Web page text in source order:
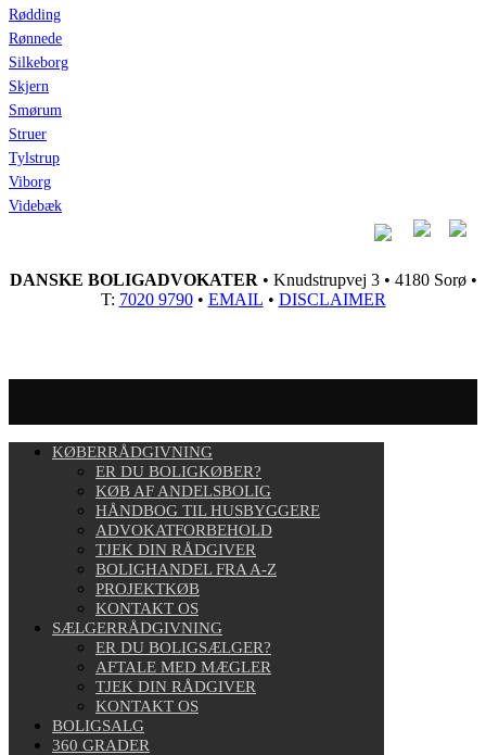
Rødding
Rønnede
Silkeborg
Skjern
Smørum
Struer
Tylstrup
Viborg
Videbæk
DANSKE BOLIGADVOKATER • Knudstrupvej 3 • 4180 Sorø •
T: 7020 9790• EMAIL • DISCLAIMER
KØBERRÅDGIVNING
ER DU BOLIGKØBER?
KØB AF ANDELSBOLIG
HÅNDBOG TIL HUSBYGGERE
ADVOKATFORBEHOLD
TJEK DIN RÅDGIVER
BOLIGHANDEL FRA A-Z
PROJEKTKØB
KONTAKT OS
SÆLGERRÅDGIVNING
ER DU BOLIGSÆLGER?
AFTALE MED MÆGLER
TJEK DIN RÅDGIVER
KONTAKT OS
BOLIGSALG
360 GRADER